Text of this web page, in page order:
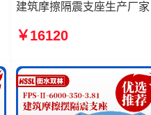
建筑摩擦隔震支座生产厂
厂家 摩擦摆隔震支座FPSII-
￥16120